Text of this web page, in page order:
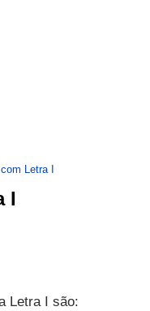
Letra I
I
Letra I são: